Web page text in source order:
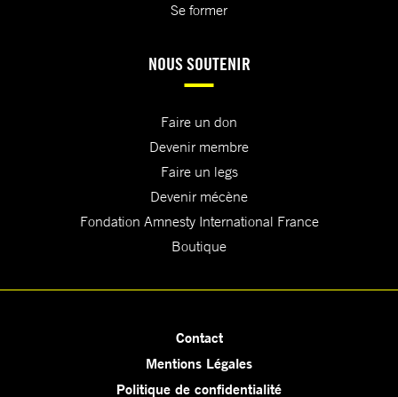
Se former
NOUS SOUTENIR
Faire un don
Devenir membre
Faire un legs
Devenir mécène
Fondation Amnesty International France
Boutique
Contact
Mentions Légales
Politique de confidentialité